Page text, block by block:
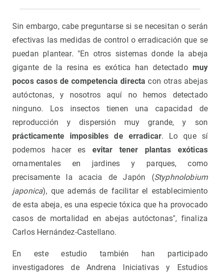
Sin embargo, cabe preguntarse si se necesitan o serán
efectivas las medidas de control o erradicación que se
puedan plantear. "En otros sistemas donde la abeja
gigante de la resina es exótica han detectado muy
pocos casos de competencia directa con otras abejas
autóctonas, y nosotros aquí no hemos detectado
ninguno. Los insectos tienen una capacidad de
reproducción y dispersión muy grande, y son
prácticamente imposibles de erradicar. Lo que sí
podemos hacer es evitar tener plantas exóticas
ornamentales en jardines y parques, como
precisamente la acacia de Japón (Styphnolobium
japonica), que además de facilitar el establecimiento
de esta abeja, es una especie tóxica que ha provocado
casos de mortalidad en abejas autóctonas", finaliza
Carlos Hernández-Castellano.
En este estudio también han participado
investigadores de Andrena Iniciativas y Estudios